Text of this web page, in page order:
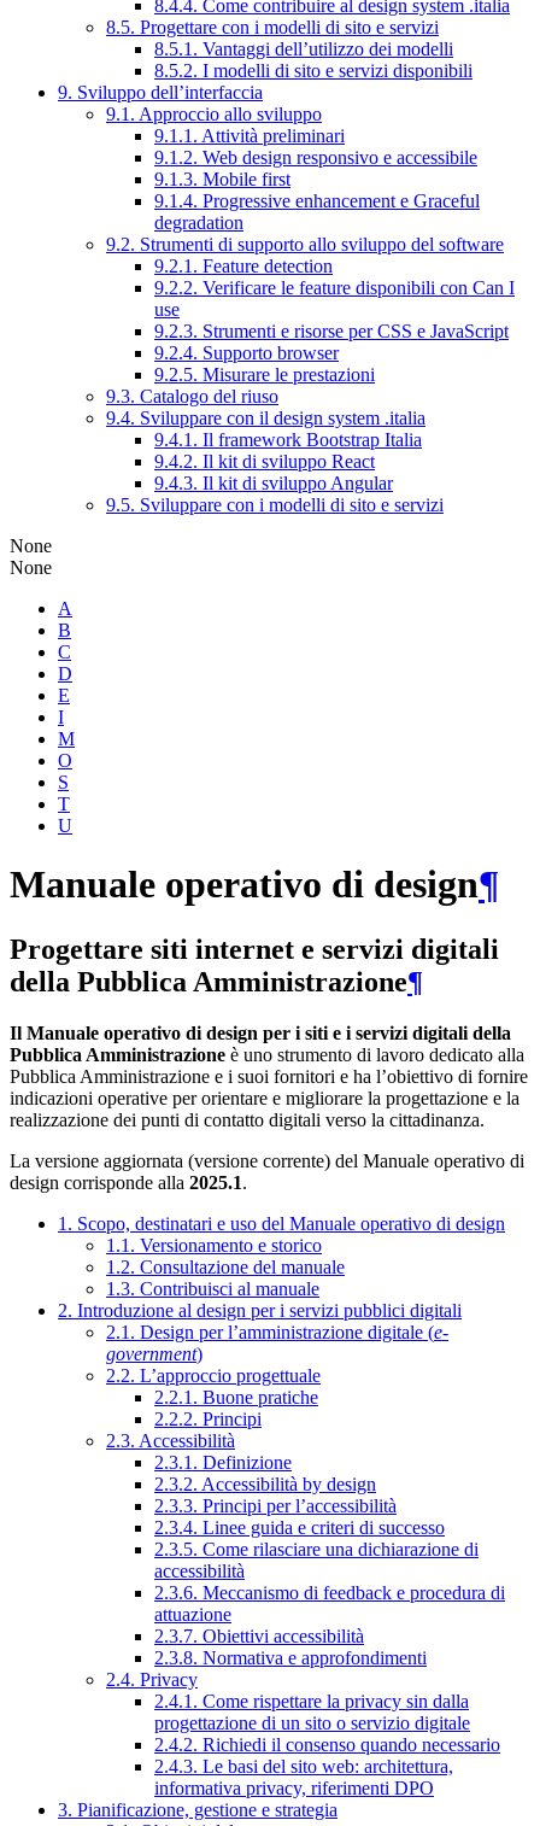
8.4.4. Come contribuire al design system .italia
8.5. Progettare con i modelli di sito e servizi
8.5.1. Vantaggi dell’utilizzo dei modelli
8.5.2. I modelli di sito e servizi disponibili
9. Sviluppo dell’interfaccia
9.1. Approccio allo sviluppo
9.1.1. Attività preliminari
9.1.2. Web design responsivo e accessibile
9.1.3. Mobile first
9.1.4. Progressive enhancement e Graceful
degradation
9.2. Strumenti di supporto allo sviluppo del software
9.2.1. Feature detection
9.2.2. Verificare le feature disponibili con Can I
use
9.2.3. Strumenti e risorse per CSS e JavaScript
9.2.4. Supporto browser
9.2.5. Misurare le prestazioni
9.3. Catalogo del riuso
9.4. Sviluppare con il design system .italia
9.4.1. Il framework Bootstrap Italia
9.4.2. Il kit di sviluppo React
9.4.3. Il kit di sviluppo Angular
9.5. Sviluppare con i modelli di sito e servizi
None
None
A
B
C
D
E
I
M
O
S
T
U
Manuale operativo di design¶
Progettare siti internet e servizi digitali
della Pubblica Amministrazione¶
Il Manuale operativo di design per i siti e i servizi digitali della
Pubblica Amministrazione è uno strumento di lavoro dedicato alla
Pubblica Amministrazione e i suoi fornitori e ha l’obiettivo di fornire
indicazioni operative per orientare e migliorare la progettazione e la
realizzazione dei punti di contatto digitali verso la cittadinanza.
La versione aggiornata (versione corrente) del Manuale operativo di
design corrisponde alla 2025.1.
1. Scopo, destinatari e uso del Manuale operativo di design
1.1. Versionamento e storico
1.2. Consultazione del manuale
1.3. Contribuisci al manuale
2. Introduzione al design per i servizi pubblici digitali
2.1. Design per l’amministrazione digitale (e-
government)
2.2. L’approccio progettuale
2.2.1. Buone pratiche
2.2.2. Principi
2.3. Accessibilità
2.3.1. Definizione
2.3.2. Accessibilità by design
2.3.3. Principi per l’accessibilità
2.3.4. Linee guida e criteri di successo
2.3.5. Come rilasciare una dichiarazione di
accessibilità
2.3.6. Meccanismo di feedback e procedura di
attuazione
2.3.7. Obiettivi accessibilità
2.3.8. Normativa e approfondimenti
2.4. Privacy
2.4.1. Come rispettare la privacy sin dalla
progettazione di un sito o servizio digitale
2.4.2. Richiedi il consenso quando necessario
2.4.3. Le basi del sito web: architettura,
informativa privacy, riferimenti DPO
3. Pianificazione, gestione e strategia